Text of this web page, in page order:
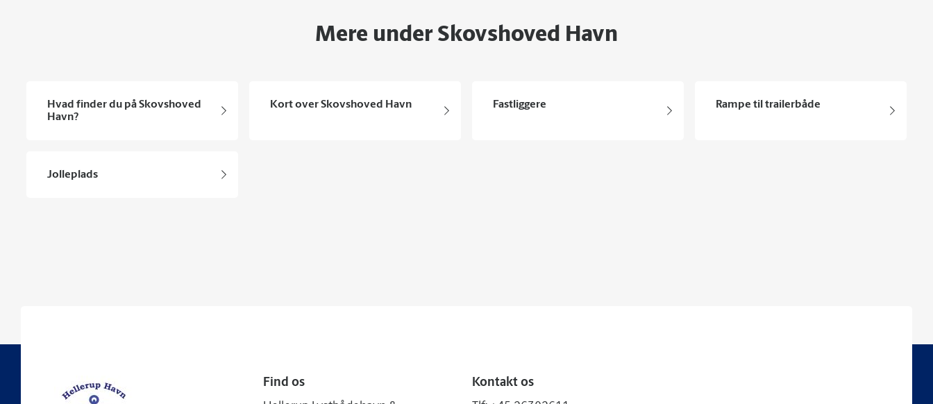
Mere under Skovshoved Havn
Hvad finder du på Skovshoved
Havn?
Kort over Skovshoved Havn Fastliggere Rampe til trailerbåde
Jolleplads
Find os
Kontakt os